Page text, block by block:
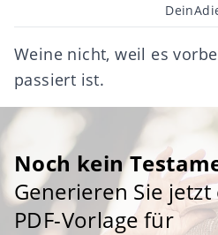
Weine nicht, weil es
passiert ist.
Noch kein
Generieren Sie
PDF-Vorlage für